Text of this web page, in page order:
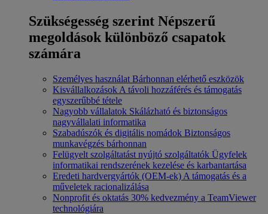
Szükségesség szerint Népszerű
megoldások különböző csapatok
számára
Személyes használat Bárhonnan elérhető eszközök
Kisvállalkozások A távoli hozzáférés és támogatás
egyszerűbbé tétele
Nagyobb vállalatok Skálázható és biztonságos
nagyvállalati informatika
Szabadúszók és digitális nomádok Biztonságos
munkavégzés bárhonnan
Felügyelt szolgáltatást nyújtó szolgáltatók Ügyfelek
informatikai rendszerének kezelése és karbantartása
Eredeti hardvergyártók (OEM-ek) A támogatás és a
műveletek racionalizálása
Nonprofit és oktatás 30% kedvezmény a TeamViewer
technológiára